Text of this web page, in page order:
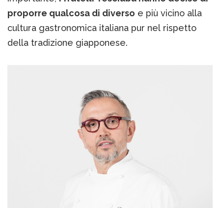
proporre qualcosa di diverso e più vicino alla
cultura gastronomica italiana pur nel rispetto
della tradizione giapponese.